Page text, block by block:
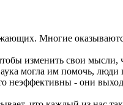
Многие
изменить свои мысли,
могла им помочь, люди
неэффективны - они